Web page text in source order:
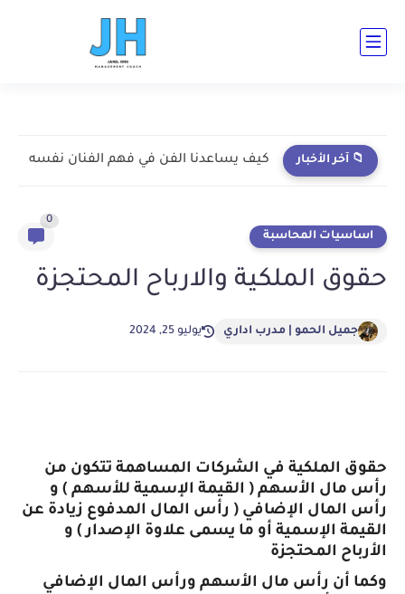
📁 آخر الأخبار كيف يساعدنا الفن في فهم الفنان نفسه
اساسيات المحاسبة
0
حقوق الملكية والارباح المحتجزة
جميل الحمو | مدرب اداري يوليو 25, 2024
حقوق الملكية في الشركات المساهمة تتكون من
رأس مال الأسهم ( القيمة الإسمية للأسهم ) و
رأس المال الإضافي ( رأس المال المدفوع زيادة عن
القيمة الإسمية أو ما يسمى علاوة الإصدار ) و
الأرباح المحتجزة
وكما أن رأس مال الأسهم ورأس المال الإضافي